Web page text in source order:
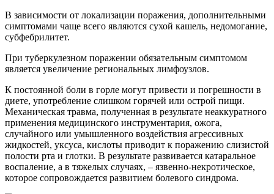
В зависимости от локализации поражения, дополнительными
симптомами чаще всего являются сухой кашель, недомогание,
субфебрилитет.
При туберкулезном поражении обязательным симптомом
является увеличение региональных лимфоузлов.
К постоянной боли в горле могут привести и погрешности в
диете, употребление слишком горячей или острой пищи.
Механическая травма, полученная в результате неаккуратного
применения медицинского инструментария, ожога,
случайного или умышленного воздействия агрессивных
жидкостей, уксуса, кислоты приводит к поражению слизистой
полости рта и глотки. В результате развивается катаральное
воспаление, а в тяжелых случаях, – язвенно-некротическое,
которое сопровождается развитием болевого синдрома.